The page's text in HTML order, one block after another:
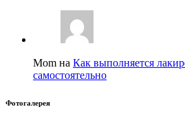
Mom на Как выполняется
самостоятельно
Фотогалерея